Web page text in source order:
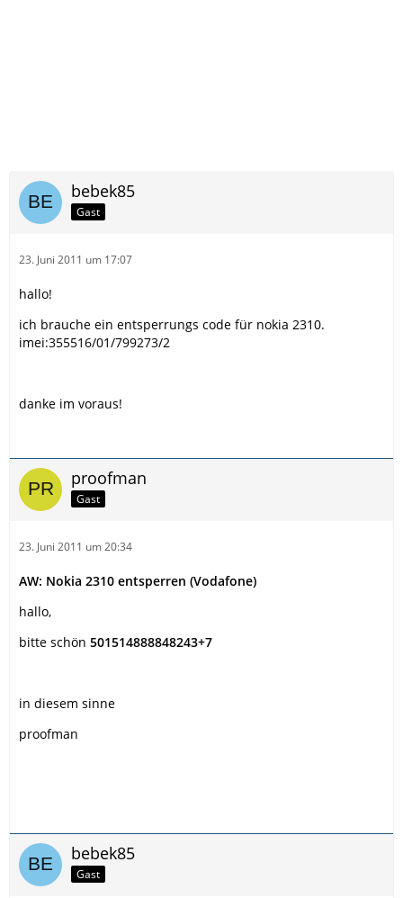
bebek85
Gast
23. Juni 2011 um 17:07
hallo!
ich brauche ein entsperrungs code für nokia 2310.
imei:355516/01/799273/2
danke im voraus!
proofman
Gast
23. Juni 2011 um 20:34
AW: Nokia 2310 entsperren (Vodafone)
hallo,
bitte schön 501514888848243+7
in diesem sinne
proofman
bebek85
Gast